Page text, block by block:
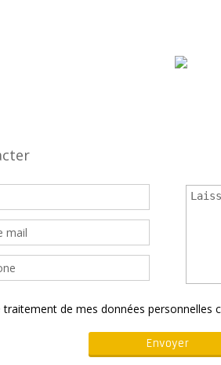
traitement de mes données personnelles